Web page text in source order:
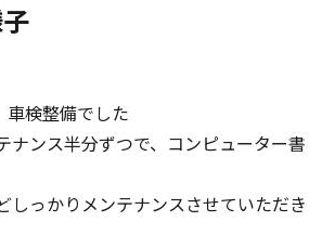
車検整備でした
ナンス半分ずつで、コンピューター書
しっかりメンテナンスさせていただき